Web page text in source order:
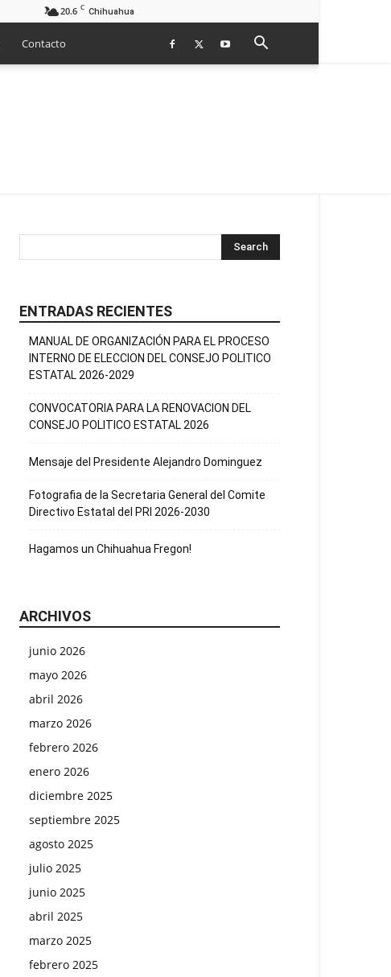
20.6 C Chihuahua
Contacto
ENTRADAS RECIENTES
MANUAL DE ORGANIZACIÓN PARA EL PROCESO
INTERNO DE ELECCION DEL CONSEJO POLITICO
ESTATAL 2026-2029
CONVOCATORIA PARA LA RENOVACION DEL
CONSEJO POLITICO ESTATAL 2026
Mensaje del Presidente Alejandro Dominguez
Fotografia de la Secretaria General del Comite
Directivo Estatal del PRI 2026-2030
Hagamos un Chihuahua Fregon!
ARCHIVOS
junio 2026
mayo 2026
abril 2026
marzo 2026
febrero 2026
enero 2026
diciembre 2025
septiembre 2025
agosto 2025
julio 2025
junio 2025
abril 2025
marzo 2025
febrero 2025